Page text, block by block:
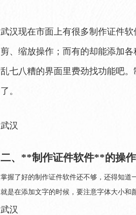
武汉现在市面上有很多制作证件
剪、缩放操作；而有的却能添加
乱七八糟的界面里费劲找功能吧
了。
武汉
二、**制作证件软件**的操
掌握了好的制作证件软件还不够，还得知道
就是在添加文字的时候，要注意字体大小和
武汉